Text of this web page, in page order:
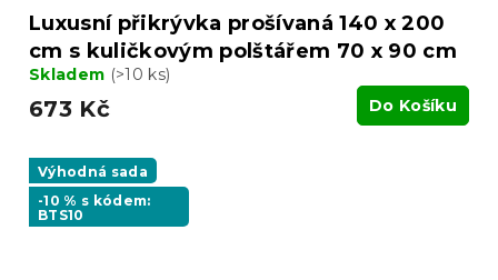
Luxusní přikrývka prošívaná 140 x 200
cm s kuličkovým polštářem 70 x 90 cm
Skladem (>10 ks)
673 Kč Do Košíku
Výhodná sada
-10 % s kódem:
BTS10